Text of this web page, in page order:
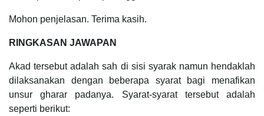
Mohon penjelasan. Terima kasih.
RINGKASAN JAWAPAN
Akad tersebut adalah sah di sisi syarak namun hendaklah
dilaksanakan dengan beberapa syarat bagi menafikan
unsur gharar padanya. Syarat-syarat tersebut adalah
seperti berikut: